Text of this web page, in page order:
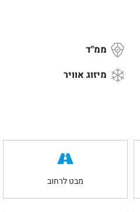
ממ"ד
מיזוג אוויר
מבט לרחוב